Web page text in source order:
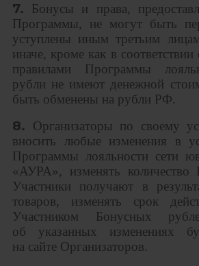
7. Бонусы и права,
Программы, не могут быть
уступлены иным третьим
иначе, кроме как в
правилами Программы
рубли не имеют денежной
быть обменены на рубли РФ.
8. Организаторы по своему
вносить любые изменения в
Программы лояльности сети
«АУРА», изменять количество
Участники получают в
товаров, изменять срок
Участником Бонусных
об указанных изменениях
на сайте Организаторов.